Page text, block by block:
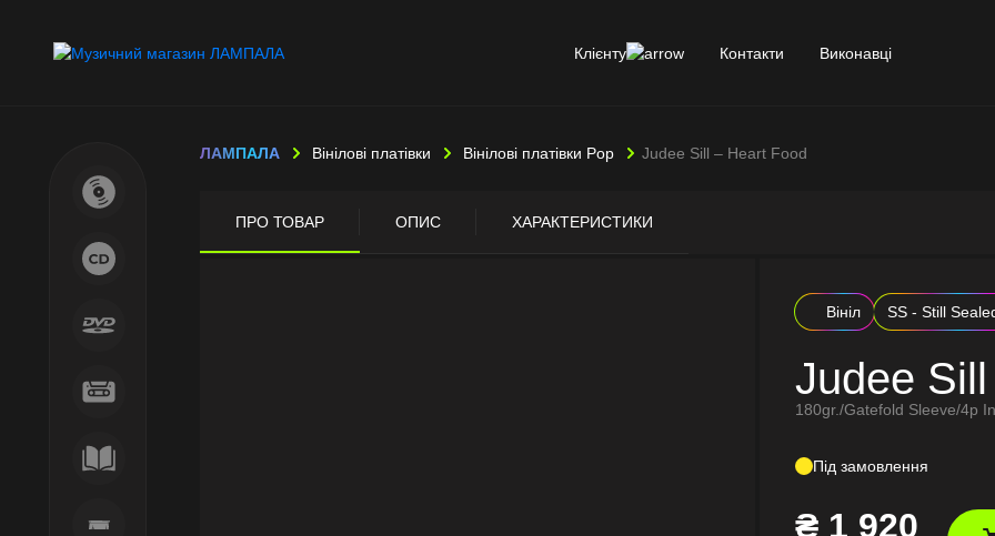
Клієнту Контакти Виконавці
ЛАМПАЛА Вінілові платівки Вінілові платівки Pop Judee Sill – Heart Food
ПРО ТОВАР ОПИС ХАРАКТЕРИСТИКИ
Вініл SS - Still
Judee
180gr./Gatefold Sleeve/4p
Під замовлення
₴ 1 920